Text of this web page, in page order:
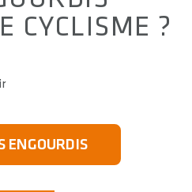
CYCLISME ?
ENGOURDIS